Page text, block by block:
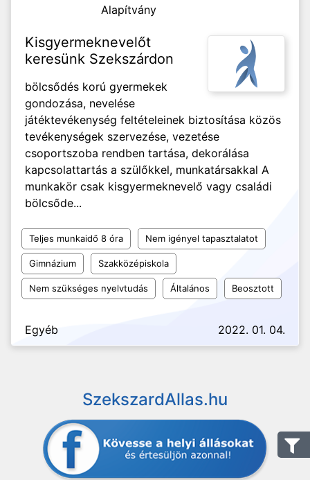
Alapítvány
Kisgyermeknevelőt
keresünk Szekszárdon
bölcsődés korú gyermekek
gondozása, nevelése
játéktevékenység feltételeinek biztosítása közös
tevékenységek szervezése, vezetése
csoportszoba rendben tartása, dekorálása
kapcsolattartás a szülőkkel, munkatársakkal A
munkakör csak kisgyermeknevelő vagy családi
bölcsőde...
Teljes munkaidő 8 óra Nem igényel tapasztalatot
Gimnázium Szakközépiskola
Nem szükséges nyelvtudás Általános Beosztott
Egyéb 2022. 01. 04.
SzekszardAllas.hu